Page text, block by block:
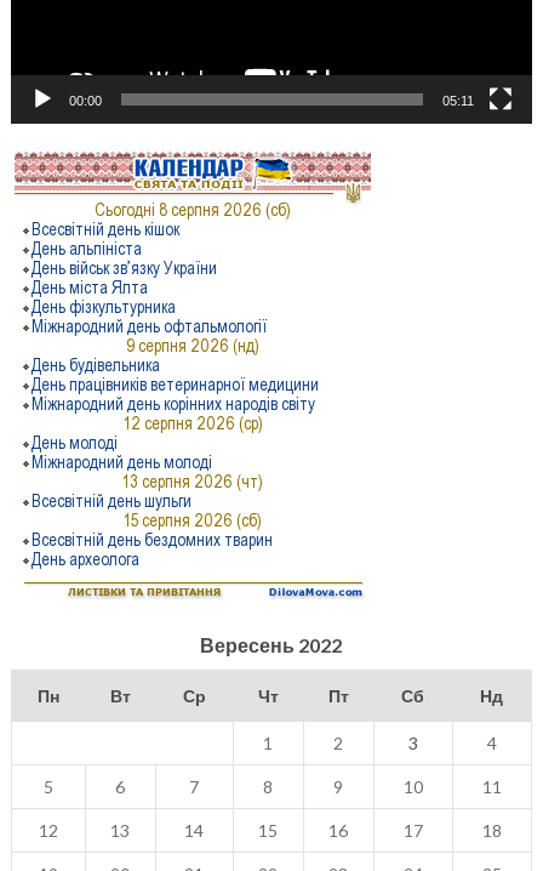
00:00 05:11
Вересень 2022
Пн Вт Ср Чт Пт Сб Нд
1 2 3 4
5 6 7 8 9 10 11
12 13 14 15 16 17 18